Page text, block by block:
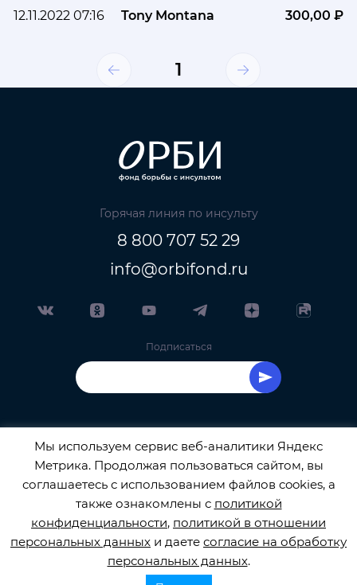
Сбор закрыт! Спасибо, что помогли в сборе средств.
12.11.2022 07:16 Tony Montana 300,00 ₽
1
Горячая линия по инсульту
8 800 707 52 29
info@orbifond.ru
Подписаться
ОФИЦИАЛЬНЫЙ ОПЕРАТОР ОБРАБОТКИ
ПЕРСОНАЛЬНЫХ ДАННЫХ РЕГИСТРАЦИОННЫЙ
НОМЕР 77-22-133540
Мы используем сервис веб-аналитики Яндекс
Метрика. Продолжая пользоваться сайтом, вы
соглашаетесь с использованием файлов cookies, а
также ознакомлены с политикой
конфиденциальности, политикой в отношении
персональных данных и даете согласие на обработку
персональных данных.